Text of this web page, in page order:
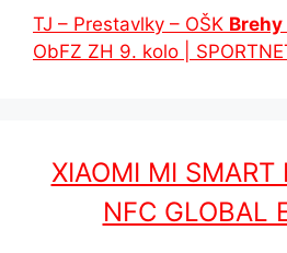
TJ – Prestavlky – OŠK Brehy
ObFZ ZH 9. kolo |
XIAOMI MI SMART
NFC GLOBAL